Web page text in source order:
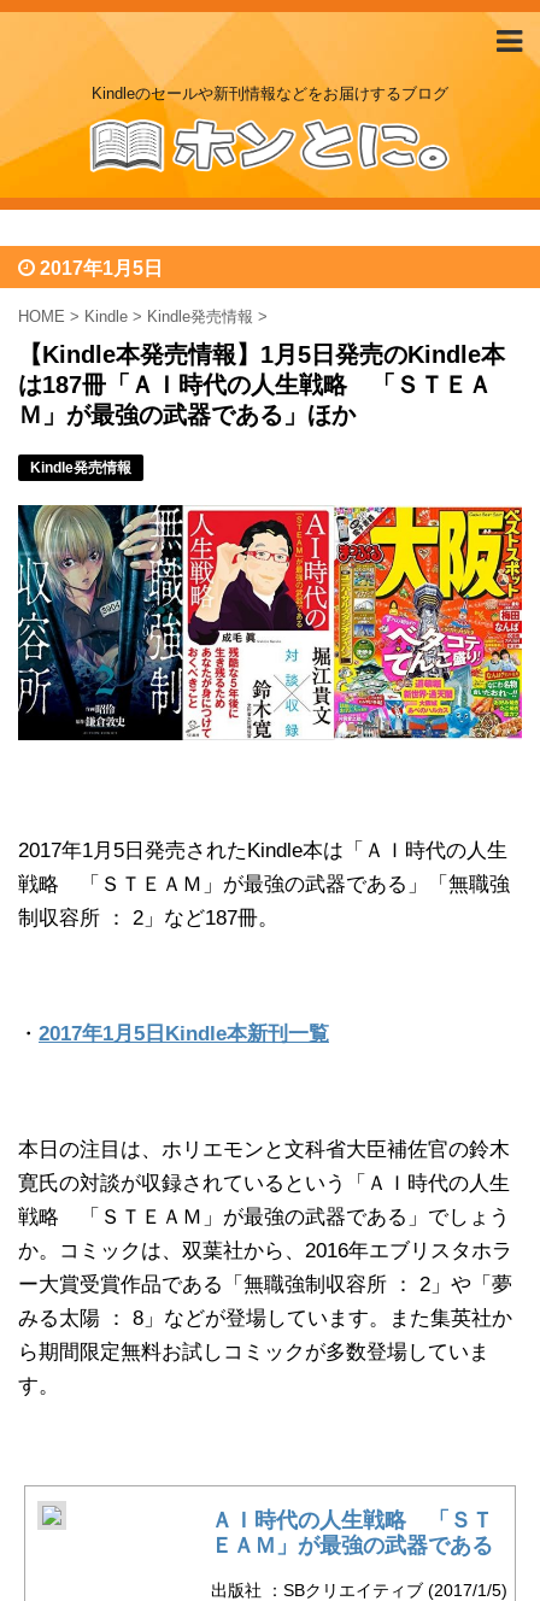
Kindleのセールや新刊情報などをお届けするブログ
2017年1月5日
HOME > Kindle > Kindle発売情報 >
【Kindle本発売情報】1月5日発売のKindle本
は187冊「ＡＩ時代の人生戦略 「ＳＴＥＡ
Ｍ」が最強の武器である」ほか
Kindle発売情報
2017年1月5日発売されたKindle本は「ＡＩ時代の人生
戦略 「ＳＴＥＡＭ」が最強の武器である」「無職強
制収容所 ： 2」など187冊。
・ 2017年1月5日Kindle本新刊一覧
本日の注目は、ホリエモンと文科省大臣補佐官の鈴木
寛氏の対談が収録されているという「ＡＩ時代の人生
戦略 「ＳＴＥＡＭ」が最強の武器である」でしょう
か。コミックは、双葉社から、2016年エブリスタホラ
ー大賞受賞作品である「無職強制収容所 ： 2」や「夢
みる太陽 ： 8」などが登場しています。また集英社か
ら期間限定無料お試しコミックが多数登場していま
す。
ＡＩ時代の人生戦略 「ＳＴ
ＥＡＭ」が最強の武器である
出版社 ：SBクリエイティブ (2017/1/5)